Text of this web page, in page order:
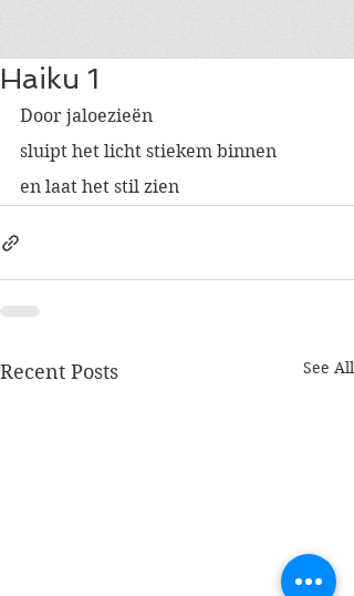
Haiku 1
Door jaloezieën
sluipt het licht stiekem binnen
en laat het stil zien
Recent Posts See All